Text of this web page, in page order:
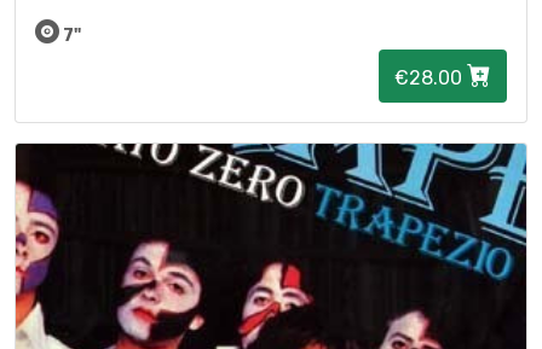
7"
€28.00